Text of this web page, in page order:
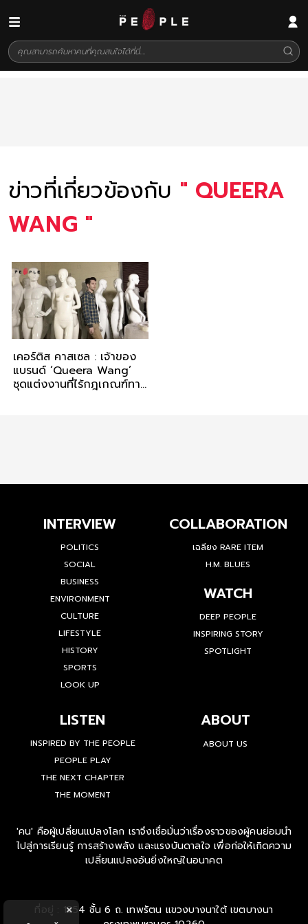
ข่าวที่เกี่ยวข้องกับ " QUEERA
WANG "
เคอร์ติส คาสเซล : เจ้าของ
แบรนด์ ‘Queera Wang’
ชุดแต่งงานที่ไร้กฎเกณฑ์ทาง
INTERVIEW
POLITICS
SOCIAL
BUSINESS
ENVIRONMENT
CULTURE
LIFESTYLE
HISTORY
SPORTS
LOOK UP
COLLABORATION
เฉลียง RARE ITEM
H.M. BLUES
WATCH
DEEP PEOPLE
INSPIRING STORY
SPOTLIGHT
LISTEN
INSPIRED BY THE PEOPLE
PEOPLE PLAY
THE NEXT CHAPTER
THE MOMENT
ABOUT
ABOUT US
'คน' คือผู้เปลี่ยนแปลงโลก เราจึงเชื่อมั่นว่าเรื่องราวของผู้คนย่อมนำ
ไปสู่การเรียนรู้ การสร้างพลัง และแรงบันดาลใจ เพื่อก่อให้เกิดความ
เปลี่ยนแปลงอันยิ่งใหญ่ในอนาคต
ที่อยู่ : 1854 ชั้น 6 ถ. เทพรัตน แขวงบางนาใต้ เขตบางนา
×